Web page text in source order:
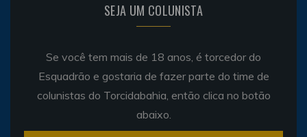
SEJA UM COLUNISTA
Se você tem mais de 18 anos, é torcedor do
Esquadrão e gostaria de fazer parte do time de
colunistas do Torcidabahia, então clica no botão
abaixo.